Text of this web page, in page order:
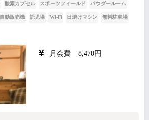
酸素カプセル スポーツフィールド パウダールーム
自動販売機 託児場 Wi-Fi 日焼けマシン 無料駐車場
月会費 8,470円